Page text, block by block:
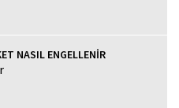
NASIL ENGELLENİR